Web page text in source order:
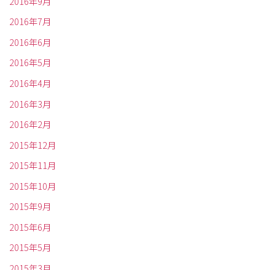
2016年7月
2016年6月
2016年5月
2016年4月
2016年3月
2016年2月
2015年12月
2015年11月
2015年10月
2015年9月
2015年6月
2015年5月